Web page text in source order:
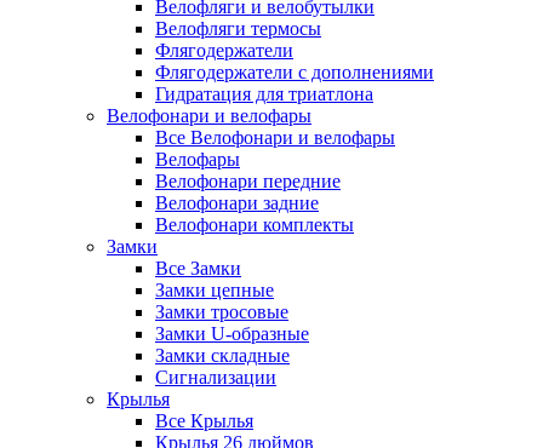
Велофляги и велобутылки
Велофляги термосы
Флягодержатели
Флягодержатели с дополнениями
Гидратация для триатлона
Велофонари и велофары
Все Велофонари и велофары
Велофары
Велофонари передние
Велофонари задние
Велофонари комплекты
Замки
Все Замки
Замки цепные
Замки тросовые
Замки U-образные
Замки складные
Сигнализации
Крылья
Все Крылья
Крылья 26 дюймов